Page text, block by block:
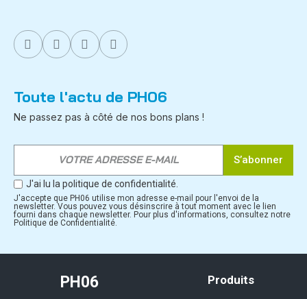
Toute l'actu de PH06
Ne passez pas à côté de nos bons plans !
S’abonner
J'ai lu la politique de confidentialité.
J'accepte que PH06 utilise mon adresse e-mail pour l'envoi de la
newsletter. Vous pouvez vous désinscrire à tout moment avec le lien
fourni dans chaque newsletter. Pour plus d'informations, consultez notre
Politique de Confidentialité.
PH06
Produits